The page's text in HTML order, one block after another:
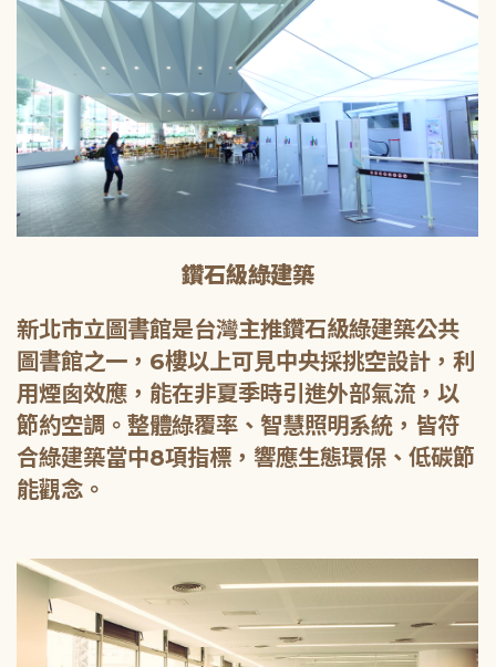
鑽石級綠建築
新北市立圖書館是台灣主推鑽石級綠建築公共
圖書館之一，6樓以上可見中央採挑空設計，利
用煙囪效應，能在非夏季時引進外部氣流，以
節約空調。整體綠覆率、智慧照明系統，皆符
合綠建築當中8項指標，響應生態環保、低碳節
能觀念。